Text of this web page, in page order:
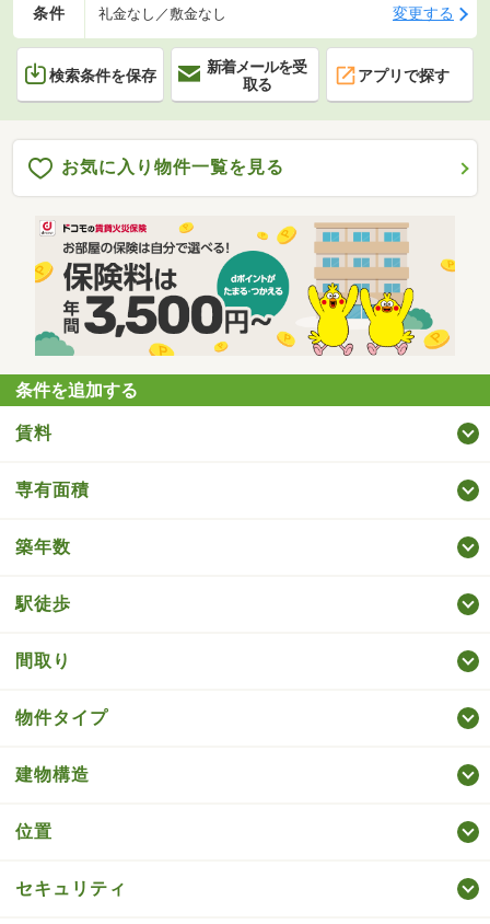
条件 礼金なし／敷金なし 変更する
検索条件を保存
新着メールを受
取る
アプリで探す
お気に入り物件一覧を見る
条件を追加する
賃料
専有面積
築年数
駅徒歩
間取り
物件タイプ
建物構造
位置
セキュリティ